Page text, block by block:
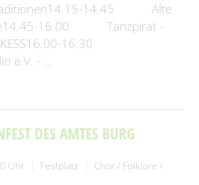
14.45 Alte
16.00 Tanzpirat -
KESS16.00-16.30
e.V. - …
DES AMTES BURG
Uhr Festplatz
Chor / Folklore /